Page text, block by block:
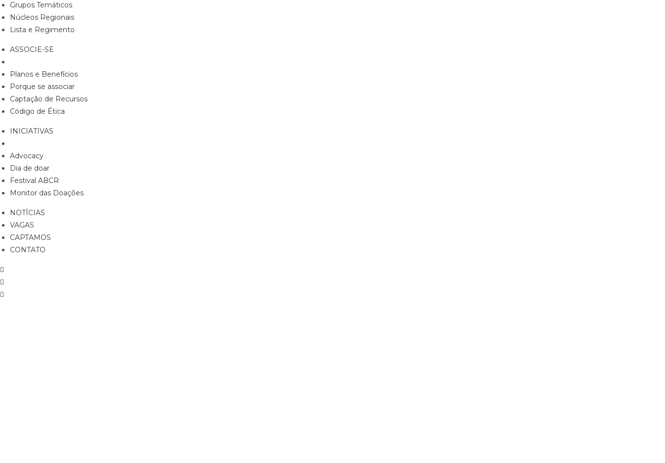
Grupos Temáticos
Núcleos Regionais
Lista e Regimento
ASSOCIE-SE
Planos e Benefícios
Porque se associar
Captação de Recursos
Código de Ética
INICIATIVAS
Advocacy
Dia de doar
Festival ABCR
Monitor das Doações
NOTÍCIAS
VAGAS
CAPTAMOS
CONTATO